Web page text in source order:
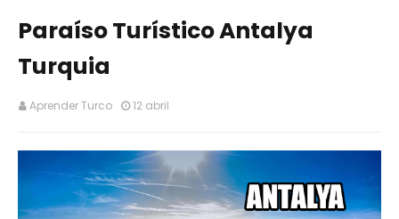
Paraíso Turístico Antalya
Turquia
Aprender Turco 12 abril